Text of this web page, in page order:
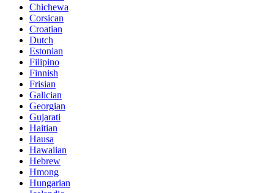
Chichewa
Corsican
Croatian
Dutch
Estonian
Filipino
Finnish
Frisian
Galician
Georgian
Gujarati
Haitian
Hausa
Hawaiian
Hebrew
Hmong
Hungarian